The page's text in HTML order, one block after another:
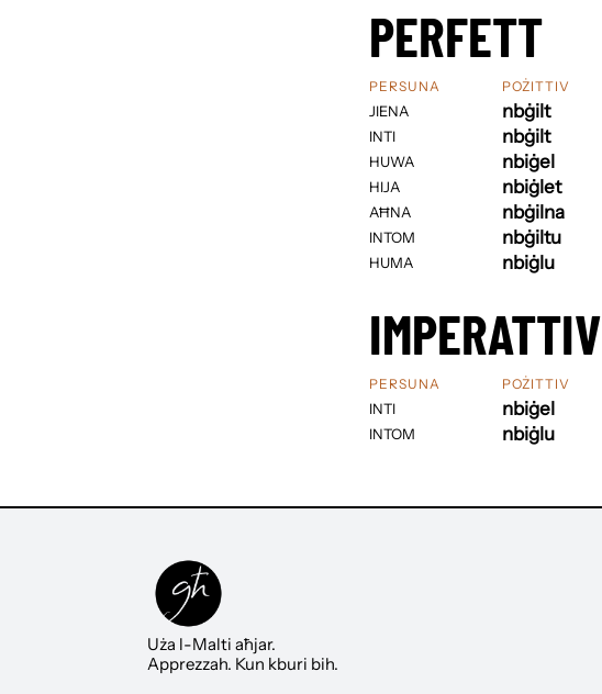
PERFETT
PERSUNA
JIENA
INTI
HUWA
HIJA
AĦNA
INTOM
HUMA
POŻITTIV
nbġilt
nbġilt
nbiġel
nbiġlet
nbġilna
nbġiltu
nbiġlu
IMPERATTIV
PERSUNA
INTI
INTOM
POŻITTIV
nbiġel
nbiġlu
Uża l-Malti aħjar.
Apprezzah. Kun kburi bih.